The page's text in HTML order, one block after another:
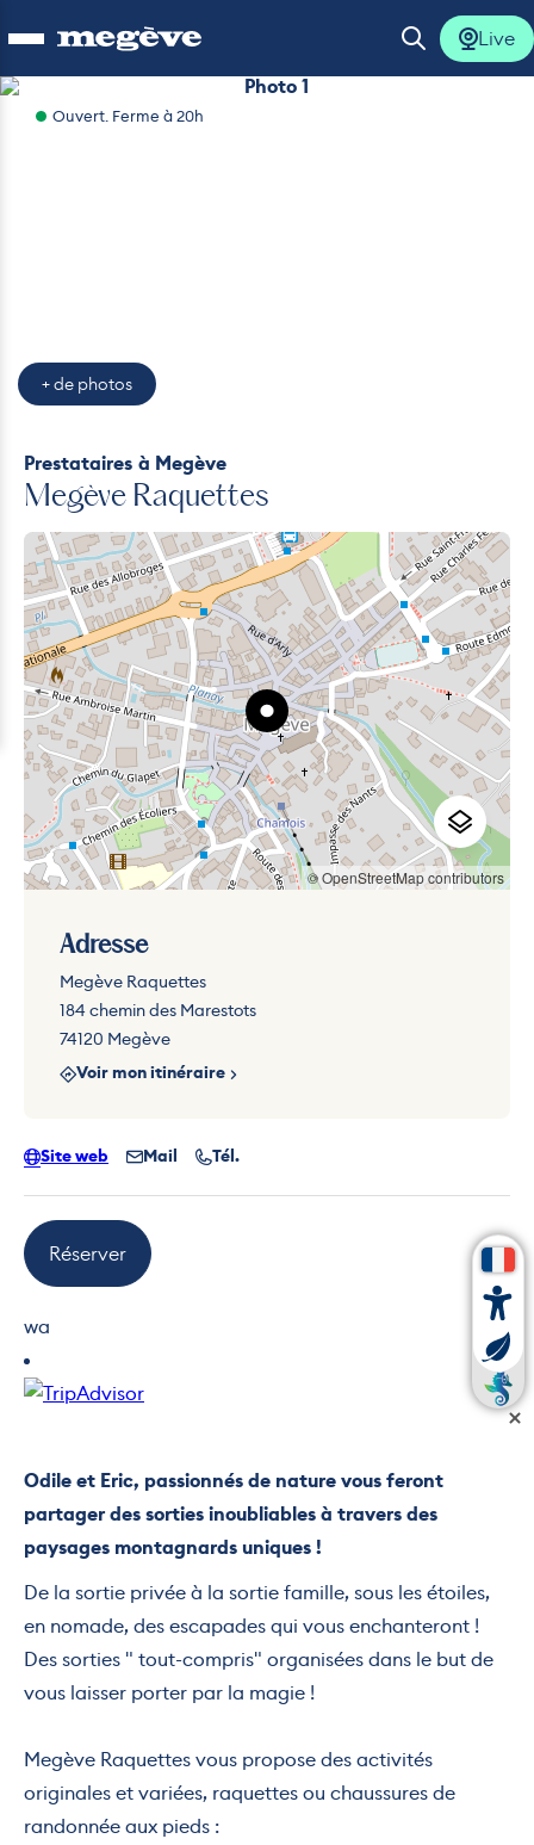
Ouvrir le menu Ouvrir la
Live
Prestataires à Megève
Megève Raquettes
Photo 1
+ de photos
Ouvert. Ferme à 20h
Odile et Eric, passionnés de nature vous feront
partager des sorties inoubliables à travers des
paysages montagnards uniques !
De la sortie privée à la sortie famille, sous les étoiles,
en nomade, des escapades qui vous enchanteront !
Des sorties " tout-compris" organisées dans le but de
vous laisser porter par la magie !
Megève Raquettes vous propose des activités
originales et variées, raquettes ou chaussures de
randonnée aux pieds :
© OpenStreetMap contributors
Adresse
Megève Raquettes
184 chemin des Marestots
74120 Megève
Voir mon itinéraire
Site web Mail Tél.
Réserver
wa